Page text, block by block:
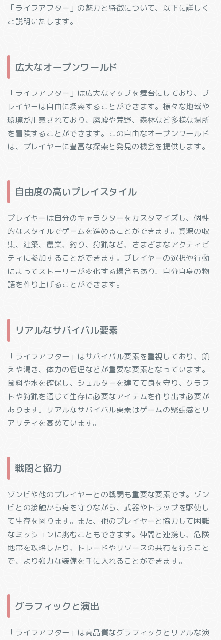
「ライフアフター」の魅力と特徴について、以下に詳しく
ご説明いたします。
広大なオープンワールド
「ライフアフター」は広大なマップを舞台にしており、プ
レイヤーは自由に探索することができます。様々な地域や
環境が用意されており、廃墟や荒野、森林など多様な場所
を冒険することができます。この自由なオープンワールド
は、プレイヤーに豊富な探索と発見の機会を提供します。
自由度の高いプレイスタイル
プレイヤーは自分のキャラクターをカスタマイズし、個性
的なスタイルでゲームを進めることができます。資源の収
集、建築、農業、釣り、狩猟など、さまざまなアクティビ
ティに参加することができます。プレイヤーの選択や行動
によってストーリーが変化する場合もあり、自分自身の物
語を作り上げることができます。
リアルなサバイバル要素
「ライフアフター」はサバイバル要素を重視しており、飢
えや渇き、体力の管理などが重要な要素となっています。
食料や水を確保し、シェルターを建てて身を守り、クラフ
トや狩猟を通じて生存に必要なアイテムを作り出す必要が
あります。リアルなサバイバル要素はゲームの緊張感とリ
アリティを高めています。
戦闘と協力
ゾンビや他のプレイヤーとの戦闘も重要な要素です。ゾン
ビとの接触から身を守りながら、武器やトラップを駆使し
て生存を図ります。また、他のプレイヤーと協力して困難
なミッションに挑むこともできます。仲間と連携し、危険
地帯を攻略したり、トレードやリソースの共有を行うこと
で、より強力な装備を手に入れることができます。
グラフィックと演出
「ライフアフター」は高品質なグラフィックとリアルな演